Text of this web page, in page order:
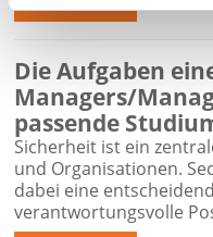
WEITERLESEN
Die Aufgaben
Managers/
passende
Sicherheit ist ein
und Organisationen.
dabei eine
verantwortungsvolle